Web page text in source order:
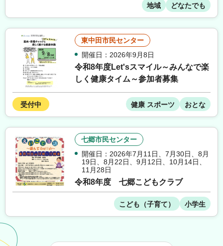
地域 どなたでも
東中田市民センター
開催日：2026年9月8日
令和8年度Let'sスマイル～みんなで楽
しく健康タイム～参加者募集
受付中 健康 スポーツ おとな
七郷市民センター
開催日：2026年7月11日
7月30日
8月
19日
8月22日 9月12日 10月14日
11月28日
令和8年度 七郷こどもクラブ
こども（子育て） 小学生